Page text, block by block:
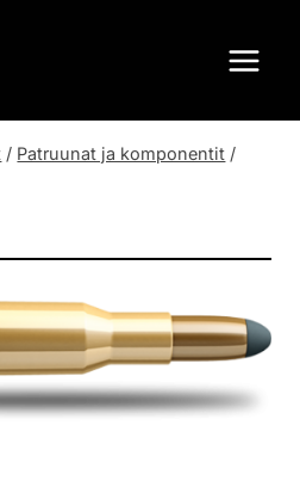
/ Patruunat ja komponentit /